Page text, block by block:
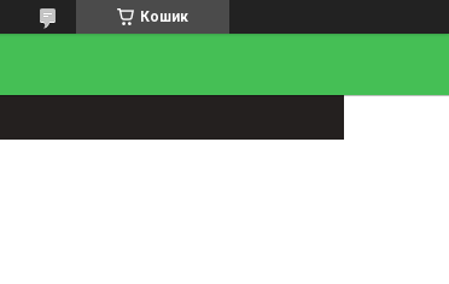
Кошик